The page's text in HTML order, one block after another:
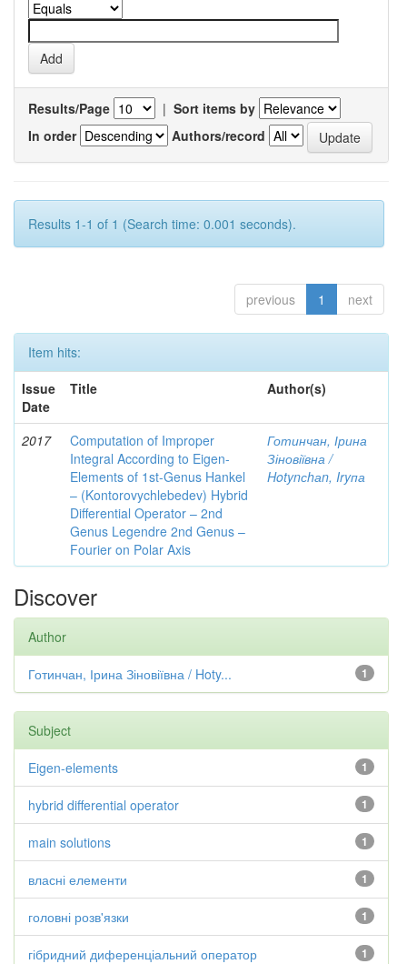
Results/Page | Sort items by
In order
Authors/record
Results 1-1 of 1 (Search time: 0.001 seconds).
previous 1 next
Item hits:
Issue
Date
Title Author(s)
2017
Computation of Improper
Integral According to Eigen-
Elements of 1st-Genus Hankel
– (Kontorovychlebedev) Hybrid
Differential Operator – 2nd
Genus Legendre 2nd Genus –
Fourier on Polar Axis
Готинчан, Ірина
Зіновіївна /
Hotynсhаn, Iryпа
Discover
Author
1
Готинчан, Ірина Зіновіївна / Hoty...
Subject
1
Eigen-elements
1
hybrid differential operator
1
main solutions
1
власні елементи
1
головні розв'язки
1
гібридний диференціальний оператор